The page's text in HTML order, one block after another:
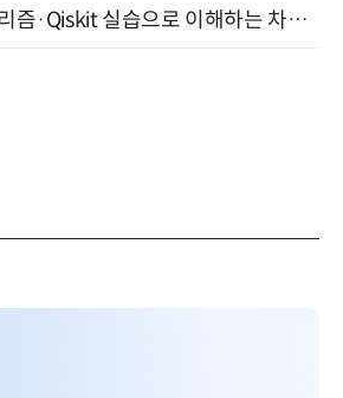
“큐비트·양자 알고리즘·Qiskit 실습으로 이해하는 차세대 컴퓨팅” (8/28)